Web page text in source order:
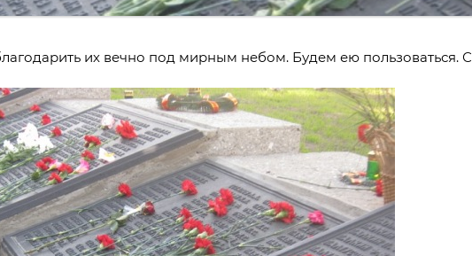
их вечно под мирным небом. Будем ею пользоваться. С